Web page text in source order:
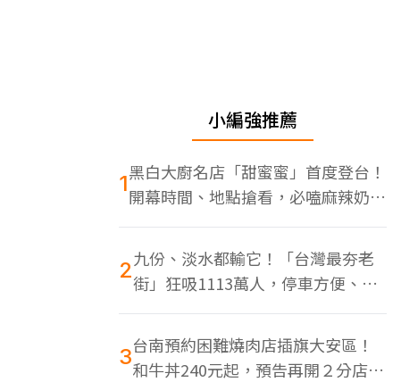
小編強推薦
1黑白大廚名店「甜蜜蜜」首度登台！
開幕時間、地點搶看，必嗑麻辣奶油
蝦
2九份、淡水都輸它！「台灣最夯老
街」狂吸1113萬人，停車方便、特
色美食多
3台南預約困難燒肉店插旗大安區！
和牛丼240元起，預告再開２分店、